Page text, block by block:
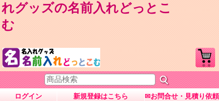
れグッズの名前入れどっとこ
む
ログイン 新規登録はこちら ✉お問合せ・見積り依頼